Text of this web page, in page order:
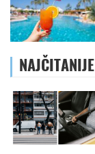
NAJČITANIJE